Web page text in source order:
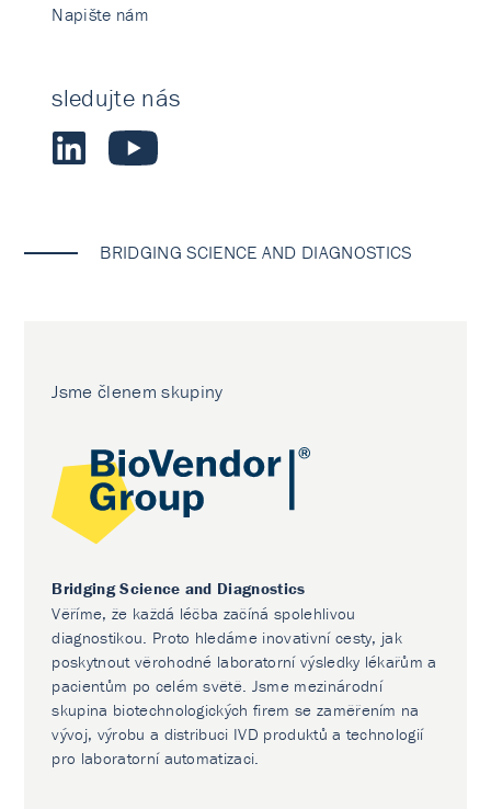
Napište nám
sledujte nás
BRIDGING SCIENCE AND DIAGNOSTICS
Jsme členem skupiny
Bridging Science and Diagnostics
Věříme, že každá léčba začíná spolehlivou
diagnostikou. Proto hledáme inovativní cesty, jak
poskytnout věrohodné laboratorní výsledky lékařům a
pacientům po celém světě. Jsme mezinárodní
skupina biotechnologických firem se zaměřením na
vývoj, výrobu a distribuci IVD produktů a technologií
pro laboratorní automatizaci.